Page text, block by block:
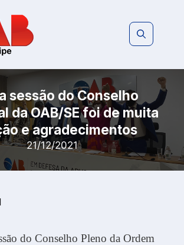
sessão do Conselho
da OAB/SE foi de muita
e agradecimentos
21/12/2021
do Conselho Pleno da Ordem